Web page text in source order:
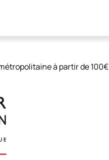
à partir de 100€